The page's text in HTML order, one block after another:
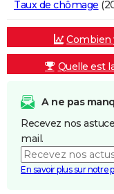
Taux de chômage
Combien
Quelle est
A ne pas
Recevez nos
mail.
En savoir plus sur notre